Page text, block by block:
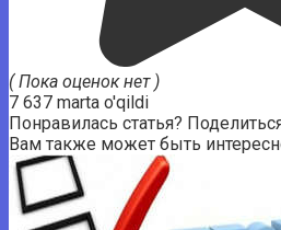
( Пока оценок нет )
7 637 marta o'qildi
Понравилась статья?
Вам также может быть